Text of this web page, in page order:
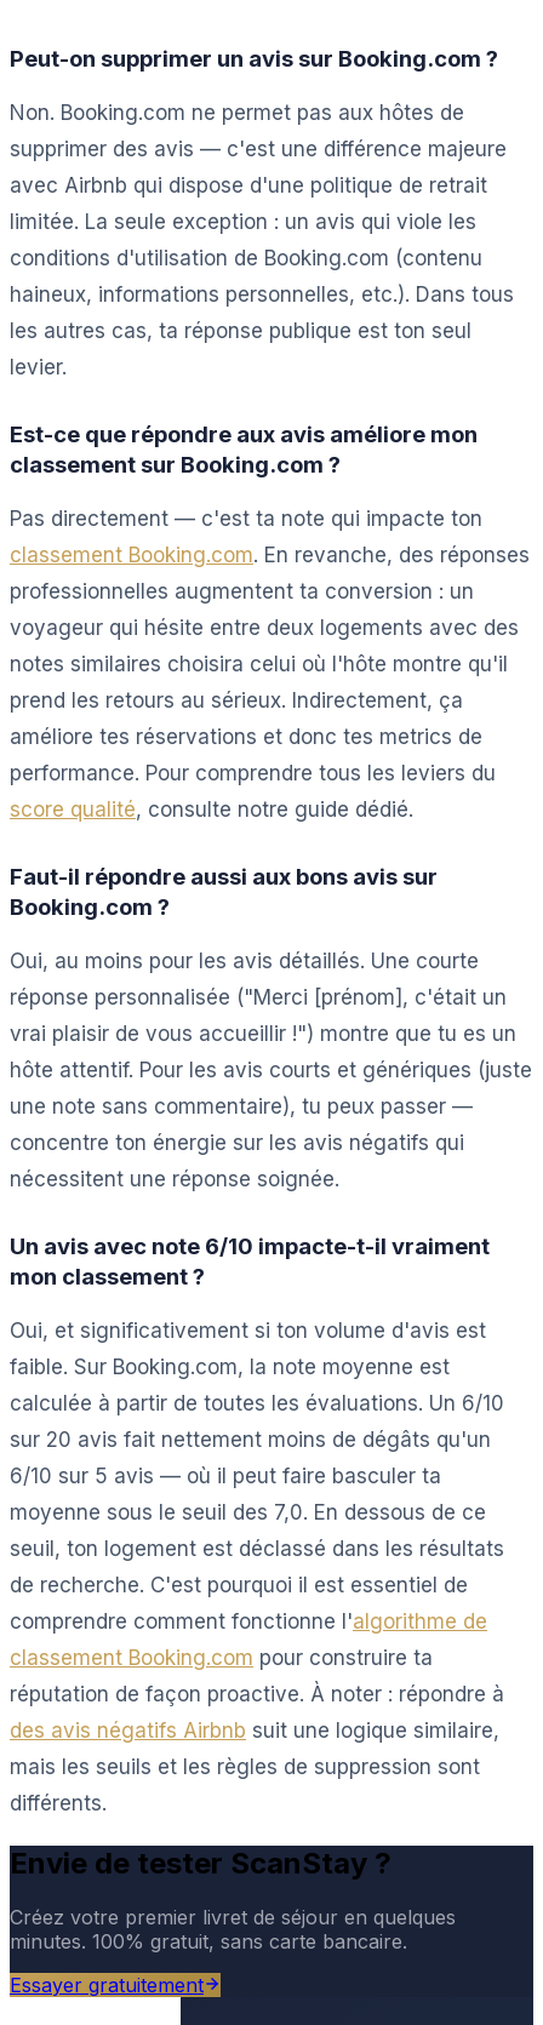
Peut-on supprimer un avis sur Booking.com ?
Non. Booking.com ne permet pas aux hôtes de
supprimer des avis — c'est une différence majeure
avec Airbnb qui dispose d'une politique de retrait
limitée. La seule exception : un avis qui viole les
conditions d'utilisation de Booking.com (contenu
haineux, informations personnelles, etc.). Dans tous
les autres cas, ta réponse publique est ton seul
levier.
Est-ce que répondre aux avis améliore mon
classement sur Booking.com ?
Pas directement — c'est ta note qui impacte ton
classement Booking.com. En revanche, des réponses
professionnelles augmentent ta conversion : un
voyageur qui hésite entre deux logements avec des
notes similaires choisira celui où l'hôte montre qu'il
prend les retours au sérieux. Indirectement, ça
améliore tes réservations et donc tes metrics de
performance. Pour comprendre tous les leviers du
score qualité, consulte notre guide dédié.
Faut-il répondre aussi aux bons avis sur
Booking.com ?
Oui, au moins pour les avis détaillés. Une courte
réponse personnalisée ("Merci [prénom], c'était un
vrai plaisir de vous accueillir !") montre que tu es un
hôte attentif. Pour les avis courts et génériques (juste
une note sans commentaire), tu peux passer —
concentre ton énergie sur les avis négatifs qui
nécessitent une réponse soignée.
Un avis avec note 6/10 impacte-t-il vraiment
mon classement ?
Oui, et significativement si ton volume d'avis est
faible. Sur Booking.com, la note moyenne est
calculée à partir de toutes les évaluations. Un 6/10
sur 20 avis fait nettement moins de dégâts qu'un
6/10 sur 5 avis — où il peut faire basculer ta
moyenne sous le seuil des 7,0. En dessous de ce
seuil, ton logement est déclassé dans les résultats
de recherche. C'est pourquoi il est essentiel de
comprendre comment fonctionne l'algorithme de
classement Booking.com pour construire ta
réputation de façon proactive. À noter : répondre à
des avis négatifs Airbnb suit une logique similaire,
mais les seuils et les règles de suppression sont
différents.
Envie de tester ScanStay ?
Créez votre premier livret de séjour en quelques
minutes. 100% gratuit, sans carte bancaire.
Essayer gratuitement